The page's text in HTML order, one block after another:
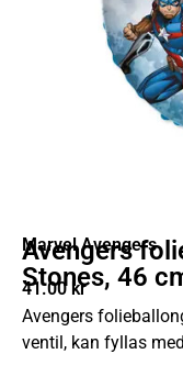
Marvel Avengers
Avengers
Stones, 46
41.00 kr
Avengers
ventil, kan fyllas